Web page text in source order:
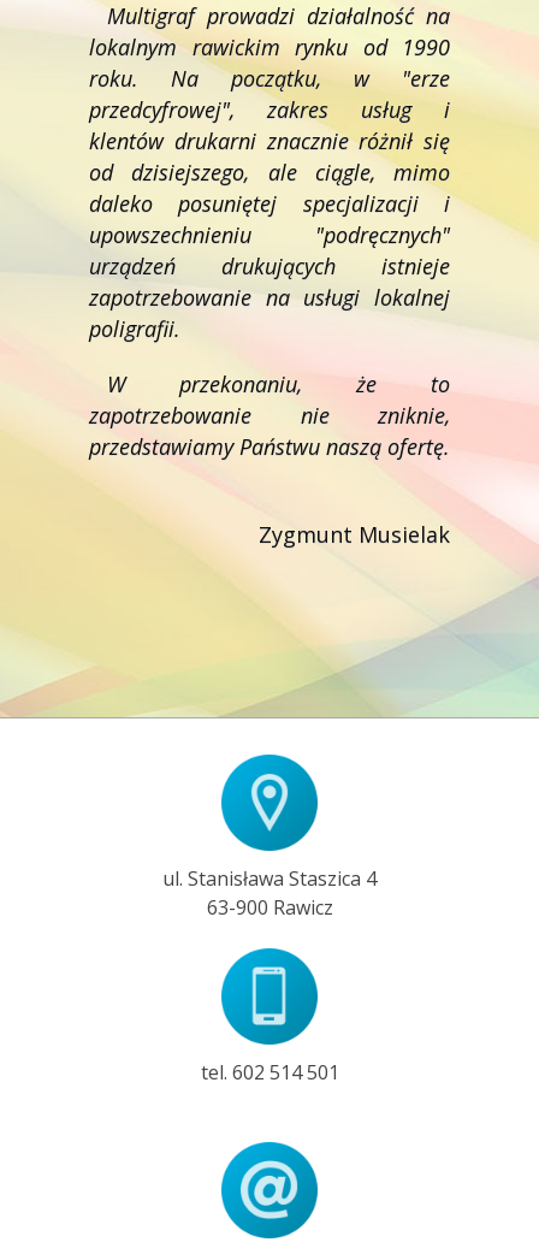
Multigraf prowadzi działalność na
lokalnym rawickim rynku od 1990
roku. Na początku, w "erze
przedcyfrowej", zakres usług i
klentów drukarni znacznie różnił się
od dzisiejszego, ale ciągle, mimo
daleko posuniętej specjalizacji i
upowszechnieniu "podręcznych"
urządzeń drukujących istnieje
zapotrzebowanie na usługi lokalnej
poligrafii.
W przekonaniu, że to
zapotrzebowanie nie zniknie,
przedstawiamy Państwu naszą ofertę.
Zygmunt Musielak
ul. Stanisława Staszica 4
63-900 Rawicz
tel. 602 514 501